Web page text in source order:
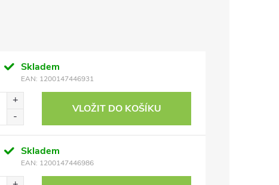
Skladem
EAN: 1200147446931
VLOŽIT DO KOŠÍKU
Skladem
EAN: 1200147446986